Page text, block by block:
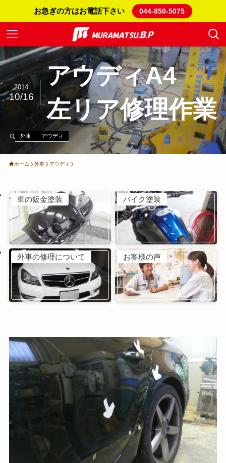
お急ぎの方はお電話下さい 044-850-5075
アウディA4
左リア修理作業
2014
10/16
外車 アウディ
ホーム 外車 アウディ
車の鈑金塗装 バイク塗装
外車の修理について お客様の声